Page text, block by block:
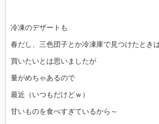
冷凍のデザートも
春だし、三色団子とか冷凍庫で見つけたとき
買いたいとは思いましたが
量がめちゃあるので
最近（いつもだけどｗ）
甘いものを食べすぎているから～